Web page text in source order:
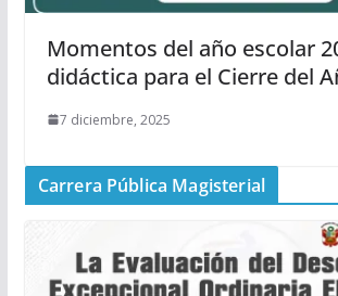
Momentos del año escolar
didáctica para el Cierre del
7 diciembre, 2025
Carrera Pública Magisterial